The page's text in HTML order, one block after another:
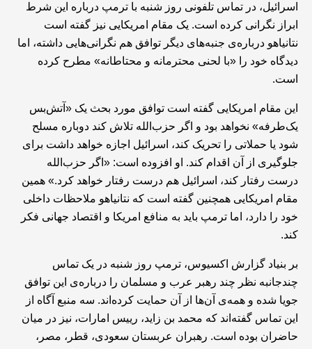
اسرائیل، در تماس تلفونی روز شنبه با ترمپ درباره این شرط
ابراز نگرانی کرده است. یک مقام امریکایی نیز گفته است
نتانیاهو درباره‌ی جنبه‌های دیگر توافق هم نگرانی‌هایی داشته، اما
دیدگاه خود را «با لحنی محترمانه و محتاطانه» مطرح کرده
است.
این مقام امریکایی گفته است توافق مورد بحث یک «آتش‌بس
یک‌طرفه» نخواهد بود و اگر حزب‌الله تلاش کند دوباره مسلح
شود یا حملاتی را تحریک کند، اسرائیل اجازه خواهد داشت برای
جلوگیری از آن اقدام کند. او افزوده است: «اگر حزب‌الله
درست رفتار کند، اسرائیل هم درست رفتار خواهد کرد.» همین
مقام امریکایی همچنین گفته است که نتانیاهو ملاحظات داخلی
خود را دارد، اما ترمپ باید به منافع امریکا و اقتصاد جهانی فکر
کند.
بر بنیاد گزارش اکسیوس، ترمپ روز شنبه در یک تماس
چندجانبه نظر چند رهبر عرب و مسلمان را درباره‌ی این توافق
جویا شده و همه‌ی آن‌ها از آن حمایت کرده‌اند. سه منبع آگاه از
این تماس گفته‌اند که محمد بن زاید، رییس امارات، نیز در میان
حاضران بوده است. رهبران عربستان سعودی، قطر، مصر،